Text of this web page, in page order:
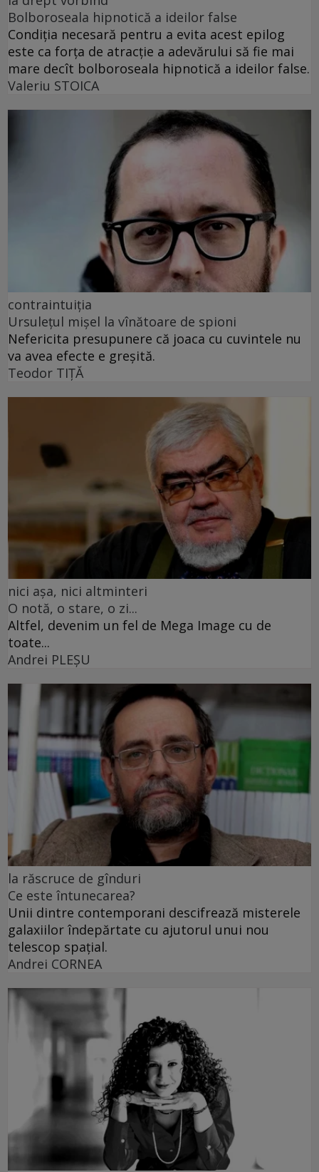
Bolboroseala hipnotică a ideilor false
Condiția necesară pentru a evita acest epilog
este ca forța de atracție a adevărului să fie mai
mare decît bolboroseala hipnotică a ideilor false.
Valeriu STOICA
contraintuiția
Ursulețul mișel la vînătoare de spioni
Nefericita presupunere că joaca cu cuvintele nu
va avea efecte e greșită.
Teodor TIŢĂ
nici așa, nici altminteri
O notă, o stare, o zi...
Altfel, devenim un fel de Mega Image cu de
toate...
Andrei PLEŞU
la răscruce de gînduri
Ce este întunecarea?
Unii dintre contemporani descifrează misterele
galaxiilor îndepărtate cu ajutorul unui nou
telescop spațial.
Andrei CORNEA